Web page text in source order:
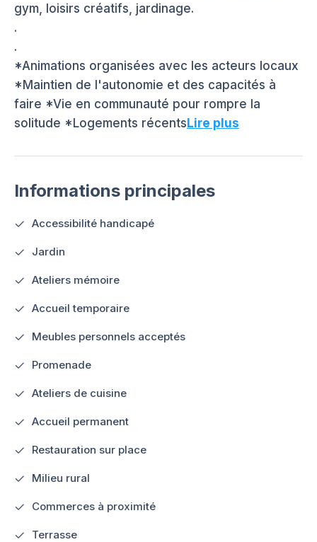
gym, loisirs créatifs, jardinage.
.
.
*Animations organisées avec les acteurs locaux
*Maintien de l'autonomie et des capacités à
faire *Vie en communauté pour rompre la
solitude *Logements récentsLire plus
Informations principales
Accessibilité handicapé
Jardin
Ateliers mémoire
Accueil temporaire
Meubles personnels acceptés
Promenade
Ateliers de cuisine
Accueil permanent
Restauration sur place
Milieu rural
Commerces à proximité
Terrasse